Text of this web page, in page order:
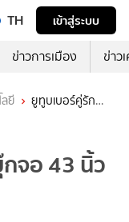
TH
เข้าสู่ระบบ
ข่าวการเมือง ข่าว
ยี
ยูทูบเบอร์คู่รัก
จอ 43 นิ้ว